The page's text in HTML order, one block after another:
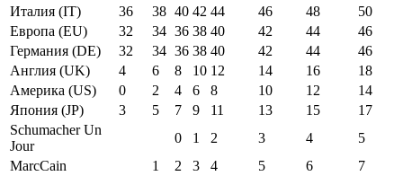
Италия (IT)
36 38 40 42 44 46 48
50
Европа (EU)
32 34 36 38 40 42 44
46
Германия (DE)
32 34 36 38 40 42 44
46
Англия (UK)
4 6 8 10 12 14 16
18
Америка (US)
0 2 4 6 8 10 12
14
Япония (JP)
3 5 7 9 11 13 15
17
Schumacher Un
Jour
0 1 2 3 4
5
MarcCain
1 2 3 4 5 6
7